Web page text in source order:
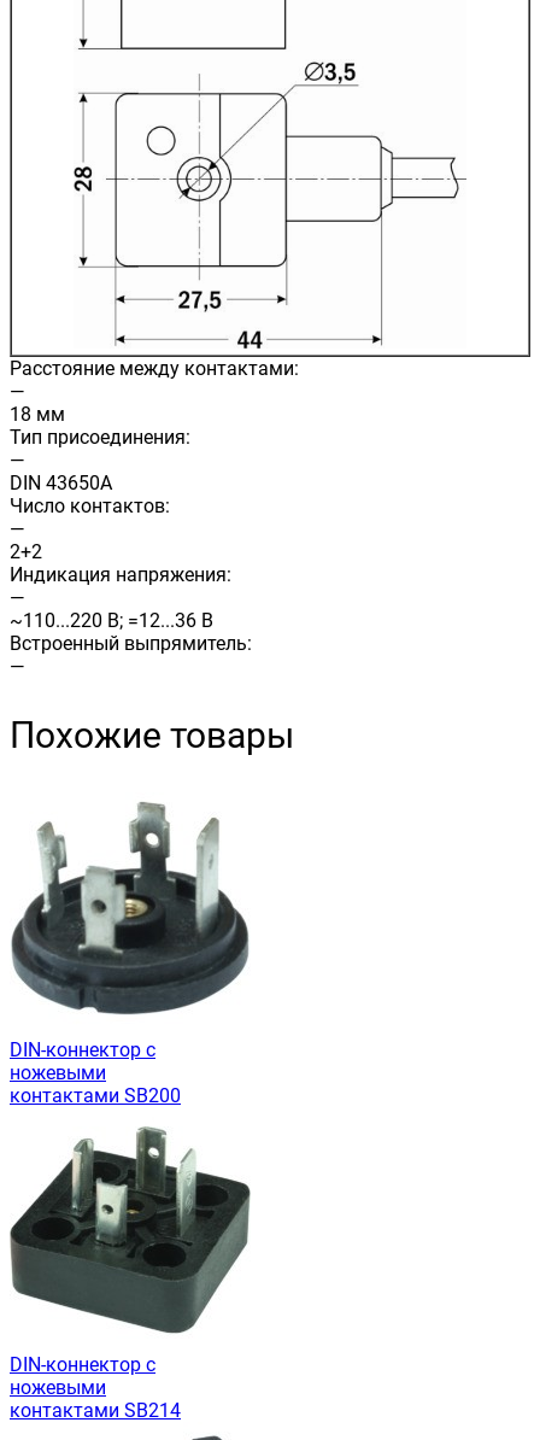
Расстояние между контактами:
—
18 мм
Тип присоединения:
—
DIN 43650A
Число контактов:
—
2+2
Индикация напряжения:
—
~110...220 В; =12...36 В
Встроенный выпрямитель:
—
Похожие товары
DIN-коннектор с
ножевыми
контактами SB200
DIN-коннектор с
ножевыми
контактами SB214